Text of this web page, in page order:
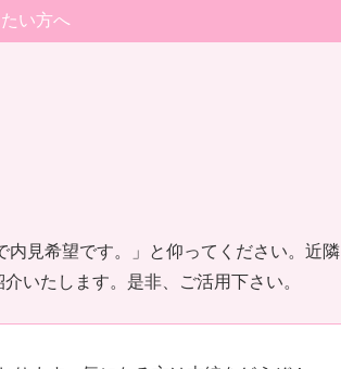
い方へ
見希望です。」と仰ってください。近隣
いたします。是非、ご活用下さい。